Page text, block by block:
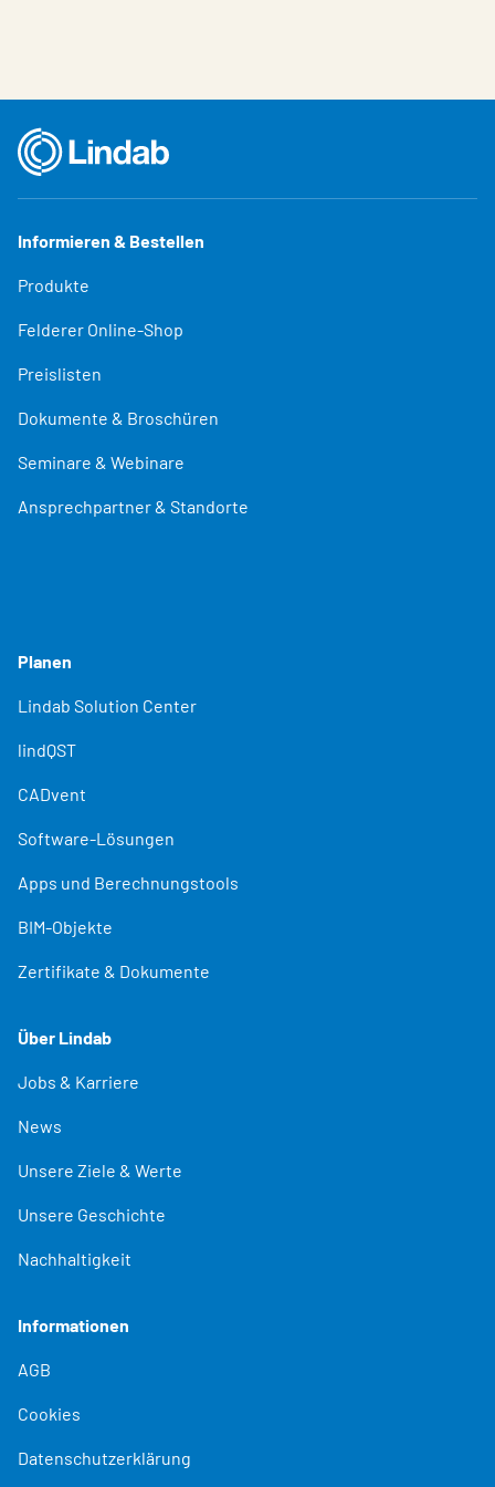
Informieren & Bestellen
Produkte
Felderer Online-Shop
Preislisten
Dokumente & Broschüren
Seminare & Webinare
Ansprechpartner & Standorte
Planen
Lindab Solution Center
lindQST
CADvent
Software-Lösungen
Apps und Berechnungstools
BIM-Objekte
Zertifikate & Dokumente
Über Lindab
Jobs & Karriere
News
Unsere Ziele & Werte
Unsere Geschichte
Nachhaltigkeit
Informationen
AGB
Cookies
Datenschutzerklärung